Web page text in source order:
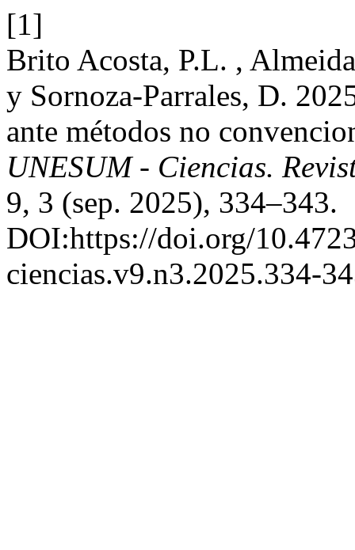
[1]
Brito Acosta, P.L. ,
y Sornoza-Parrales, D.
ante métodos no
UNESUM - Ciencias.
9, 3 (sep. 2025), 334–343.
DOI:https://doi.org/
ciencias.v9.n3.2025.334-